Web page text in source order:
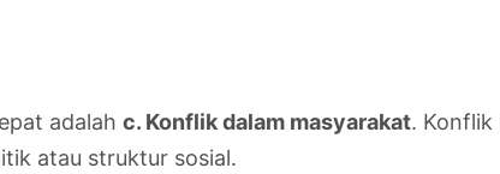
adalah c. Konflik dalam masyarakat. Konflik
atau struktur sosial.